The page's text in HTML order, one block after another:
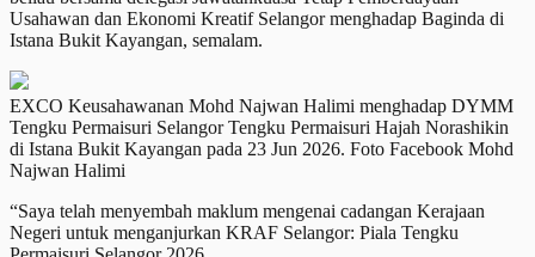
Usahawan dan Ekonomi Kreatif Selangor menghadap Baginda di
Istana Bukit Kayangan, semalam.
EXCO Keusahawanan Mohd Najwan Halimi menghadap DYMM
Tengku Permaisuri Selangor Tengku Permaisuri Hajah Norashikin
di Istana Bukit Kayangan pada 23 Jun 2026. Foto Facebook Mohd
Najwan Halimi
“Saya telah menyembah maklum mengenai cadangan Kerajaan
Negeri untuk menganjurkan KRAF Selangor: Piala Tengku